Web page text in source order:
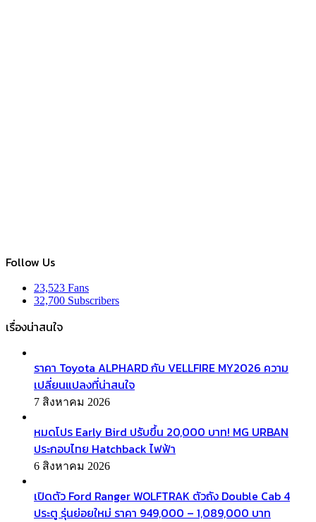
Follow Us
23,523 Fans
32,700 Subscribers
เรื่องน่าสนใจ
ราคา Toyota ALPHARD กับ VELLFIRE MY2026 ความ
เปลี่ยนแปลงที่น่าสนใจ
7 สิงหาคม 2026
หมดโปร Early Bird ปรับขึ้น 20,000 บาท! MG URBAN
ประกอบไทย Hatchback ไฟฟ้า
6 สิงหาคม 2026
เปิดตัว Ford Ranger WOLFTRAK ตัวถัง Double Cab 4
ประตู รุ่นย่อยใหม่ ราคา 949,000 – 1,089,000 บาท